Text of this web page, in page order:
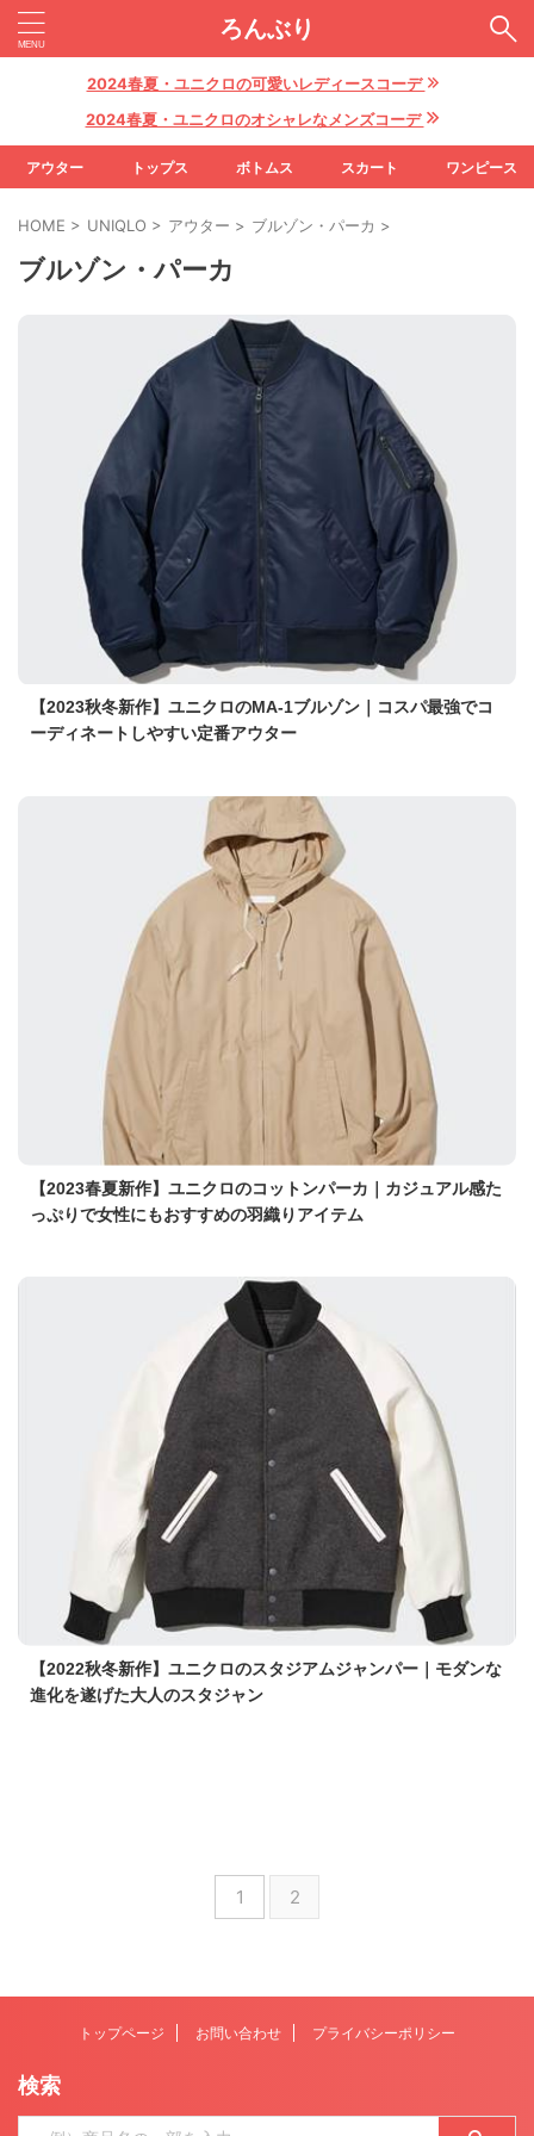
ろんぶり
2024春夏・ユニクロの可愛いレディースコーデ
2024春夏・ユニクロのオシャレなメンズコーデ
アウター トップス ボトムス スカート ワンピース
HOME > UNIQLO > アウター > ブルゾン・パーカ >
ブルゾン・パーカ
【2023秋冬新作】ユニクロのMA-1ブルゾン｜コスパ最強でコ
ーディネートしやすい定番アウター
【2023春夏新作】ユニクロのコットンパーカ｜カジュアル感た
っぷりで女性にもおすすめの羽織りアイテム
【2022秋冬新作】ユニクロのスタジアムジャンパー｜モダンな
進化を遂げた大人のスタジャン
1 2
トップページ お問い合わせ プライバシーポリシー
検索